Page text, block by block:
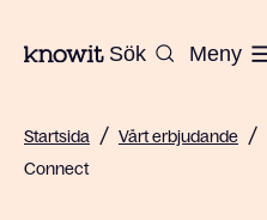
Till startsidan på Knowit
Sök Meny
Startsida / Vårt erbjudande /
Connect